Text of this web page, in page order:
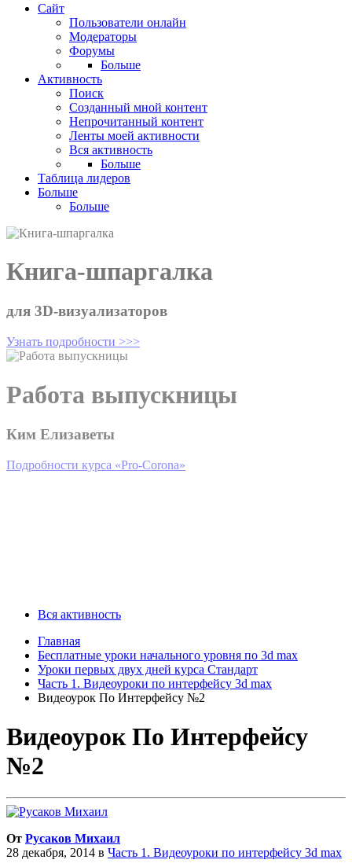
Сайт
Пользователи онлайн
Модераторы
Форумы
Больше
Активность
Поиск
Созданный мной контент
Непрочитанный контент
Ленты моей активности
Вся активность
Больше
Таблица лидеров
Больше
Больше
Работа выпускницы
Ким Елизаветы
Подробности курса «Pro-Corona»
Видеоурок По Интерфейсу
№2
28 декабря, 2014
Часть 1. Видеоуроки по интерфейсу 3d max
Share
https://forum.schoolrum.ru/topic/119-
%D0%BF%D0%BE-